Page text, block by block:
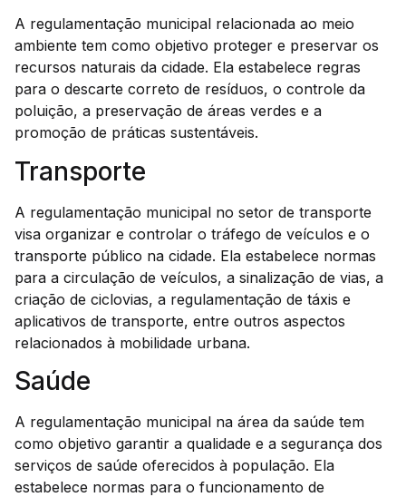
A regulamentação municipal relacionada ao meio
ambiente tem como objetivo proteger e preservar os
recursos naturais da cidade. Ela estabelece regras
para o descarte correto de resíduos, o controle da
poluição, a preservação de áreas verdes e a
promoção de práticas sustentáveis.
Transporte
A regulamentação municipal no setor de transporte
visa organizar e controlar o tráfego de veículos e o
transporte público na cidade. Ela estabelece normas
para a circulação de veículos, a sinalização de vias, a
criação de ciclovias, a regulamentação de táxis e
aplicativos de transporte, entre outros aspectos
relacionados à mobilidade urbana.
Saúde
A regulamentação municipal na área da saúde tem
como objetivo garantir a qualidade e a segurança dos
serviços de saúde oferecidos à população. Ela
estabelece normas para o funcionamento de